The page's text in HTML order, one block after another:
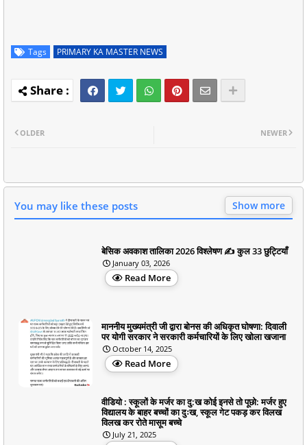
Tags PRIMARY KA MASTER NEWS
NEWER
OLDER
You may like these posts Show more
बेसिक अवकाश तालिका 2026 विश्लेषण ✍️ कुल 33 छुट्टियाँ
January 03, 2026
Read More
माननीय मुख्यमंत्री जी द्वारा बोनस की अधिकृत घोषणा: दिवाली
पर योगी सरकार ने सरकारी कर्मचारियों के लिए खोला खजाना
October 14, 2025
Read More
वीडियो : स्कूलों के मर्जर का दु:ख कोई इनसे तो पूछो: मर्जर हुए
विद्यालय के बाहर बच्चों का दुःख, स्कूल गेट पकड़ कर विलख
विलख कर रोते मासूम बच्चे
July 21, 2025